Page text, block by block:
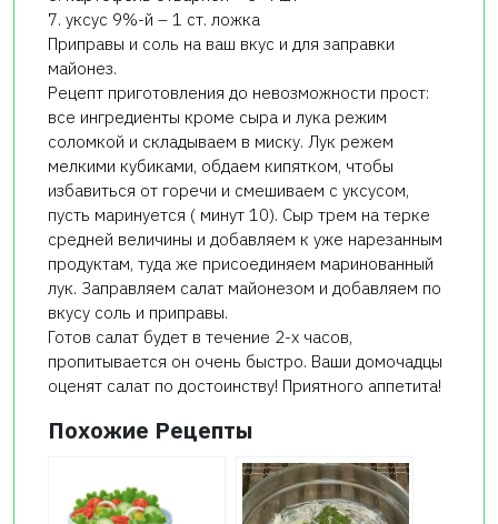
7. уксус 9%-й – 1 ст. ложка
Приправы и соль на ваш вкус и для заправки
майонез.
Рецепт приготовления до невозможности прост:
все ингредиенты кроме сыра и лука режим
соломкой и складываем в миску. Лук режем
мелкими кубиками, обдаем кипятком, чтобы
избавиться от горечи и смешиваем с уксусом,
пусть маринуется ( минут 10). Сыр трем на терке
средней величины и добавляем к уже нарезанным
продуктам, туда же присоединяем маринованный
лук. Заправляем салат майонезом и добавляем по
вкусу соль и приправы.
Готов салат будет в течение 2-х часов,
пропитывается он очень быстро. Ваши домочадцы
оценят салат по достоинству! Приятного аппетита!
Похожие Рецепты